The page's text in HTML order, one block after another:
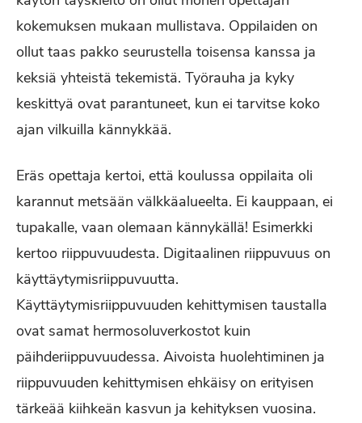
kokemuksen mukaan mullistava. Oppilaiden on
ollut taas pakko seurustella toisensa kanssa ja
keksiä yhteistä tekemistä. Työrauha ja kyky
keskittyä ovat parantuneet, kun ei tarvitse koko
ajan vilkuilla kännykkää.
Eräs opettaja kertoi, että koulussa oppilaita oli
karannut metsään välkkäalueelta. Ei kauppaan, ei
tupakalle, vaan olemaan kännykällä! Esimerkki
kertoo riippuvuudesta. Digitaalinen riippuvuus on
käyttäytymisriippuvuutta.
Käyttäytymisriippuvuuden kehittymisen taustalla
ovat samat hermosoluverkostot kuin
päihderiippuvuudessa. Aivoista huolehtiminen ja
riippuvuuden kehittymisen ehkäisy on erityisen
tärkeää kiihkeän kasvun ja kehityksen vuosina.